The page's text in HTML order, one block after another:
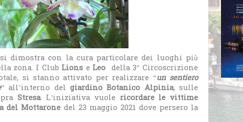
dimostra con la cura particolare dei luoghi più
zona. I Club Lions e Leo della 3° Circoscrizione
si stanno attivato per realizzare “un sentiero
” all’interno del giardino Botanico Alpinia, sulle
Stresa. L’iniziativa vuole ricordare le vittime
del Mottarone del 23 maggio 2021 dove persero la